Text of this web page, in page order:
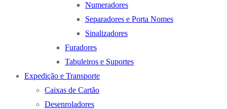
Numeradores
Separadores e Porta Nomes
Sinalizadores
Furadores
Tabuleiros e Suportes
Expedição e Transporte
Caixas de Cartão
Desenroladores